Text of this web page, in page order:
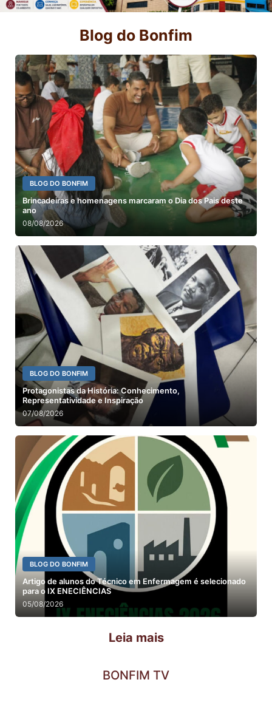
Blog do Bonfim
BLOG DO BONFIM
Brincadeiras e homenagens marcaram o Dia dos Pais deste
ano
08/08/2026
BLOG DO BONFIM
Protagonistas da História: Conhecimento,
Representatividade e Inspiração
07/08/2026
BLOG DO BONFIM
Artigo de alunos do Técnico em Enfermagem é selecionado
para o IX ENECIÊNCIAS
05/08/2026
Leia mais
BONFIM TV